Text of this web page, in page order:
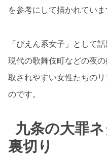
を参考にして描かれていま
「ぴえん系女子」として
現代の歌舞伎町などの夜
取されやすい女性たちの
のです。
九条の大罪
裏切り